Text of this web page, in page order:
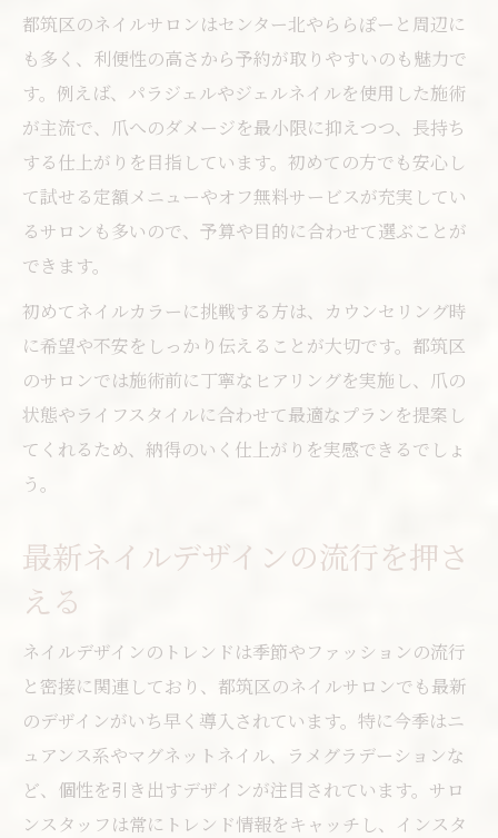
都筑区のネイルサロンはセンター北やららぽーと周辺に
も多く、利便性の高さから予約が取りやすいのも魅力で
す。例えば、パラジェルやジェルネイルを使用した施術
が主流で、爪へのダメージを最小限に抑えつつ、長持ち
する仕上がりを目指しています。初めての方でも安心し
て試せる定額メニューやオフ無料サービスが充実してい
るサロンも多いので、予算や目的に合わせて選ぶことが
できます。
初めてネイルカラーに挑戦する方は、カウンセリング時
に希望や不安をしっかり伝えることが大切です。都筑区
のサロンでは施術前に丁寧なヒアリングを実施し、爪の
状態やライフスタイルに合わせて最適なプランを提案し
てくれるため、納得のいく仕上がりを実感できるでしょ
う。
最新ネイルデザインの流行を押さ
える
ネイルデザインのトレンドは季節やファッションの流行
と密接に関連しており、都筑区のネイルサロンでも最新
のデザインがいち早く導入されています。特に今季はニ
ュアンス系やマグネットネイル、ラメグラデーションな
ど、個性を引き出すデザインが注目されています。サロ
ンスタッフは常にトレンド情報をキャッチし、インスタ